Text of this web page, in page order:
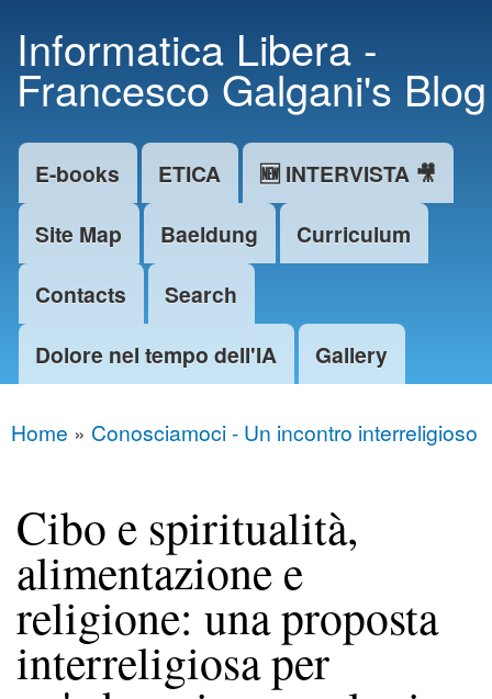
main
content
Informatica Libera -
Francesco Galgani's Blog
Main menu
E-books ETICA
🆕 INTERVISTA 🎥
Site Map
Baeldung
Curriculum
Contacts
Search
Dolore nel tempo dell'IA
Gallery
You are here
Home » Conosciamoci - Un incontro interreligioso
Cibo e spiritualità,
alimentazione e
religione: una proposta
interreligiosa per